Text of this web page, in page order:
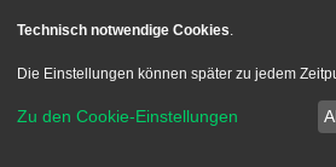
Technisch notwendige Cookies.
Die Einstellungen können später zu jedem
Zu den Cookie-Einstellungen